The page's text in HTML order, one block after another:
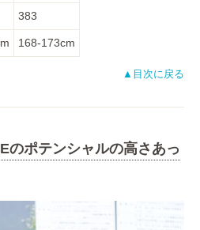
383
168-173cm
▲目次に戻る
のポテンシャルの高さあっ